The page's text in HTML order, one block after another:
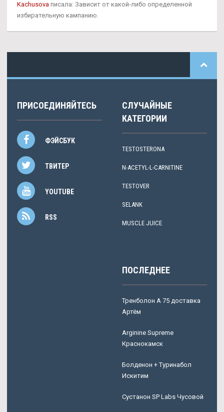
Kachusova писала: Зависит от какой-либо определенной
избирательную кампанию.
ПРИСОЕДИНЯЙТЕСЬ
ФЭЙСБУК
ТВИТЕР
YOUTUBE
RSS
СЛУЧАЙНЫЕ
КАТЕГОРИИ
TESTOSTERONA
N-ACETYL-L-CARNITINE
TESTOVER
SELANK
MUSCLE JUICE
ПОСЛЕДНЕЕ
Тренболон A 75 доставка
Артём
Arginine Supreme
Краснокамск
Болденон + Туринабол
Искитим
Сустанон SP Labs Чусовой